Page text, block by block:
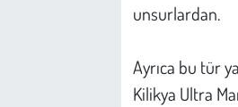
unsurlardan.
Ayrıca bu tür
Kilikya Ultra